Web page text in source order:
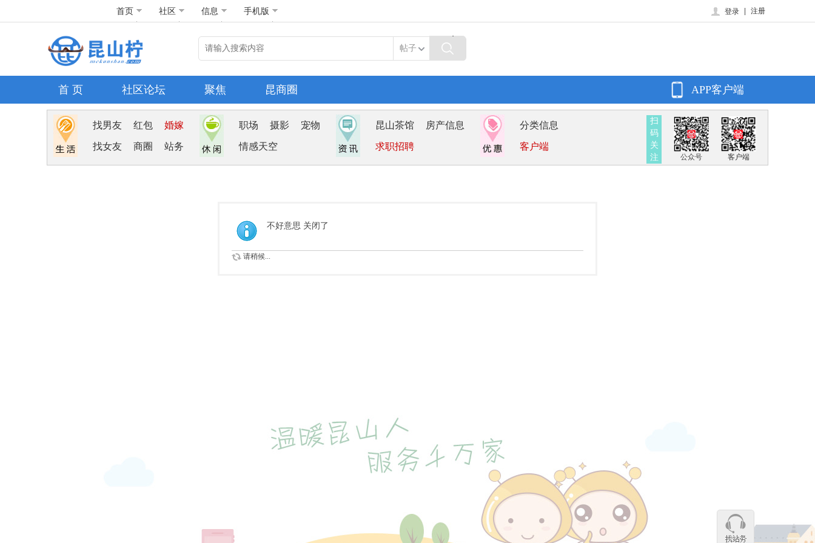
首页 社区 信息 手机版 登录 注册
帖子
首 页 社区论坛 聚焦 昆商圈 APP客户端
找男友 红包 婚嫁
找女友 商圈 站务
职场 摄影 宠物
情感天空
昆山茶馆 房产信息
求职招聘
分类信息
客户端
扫
码
关
注
公众号 客户端
不好意思 关闭了
请稍候...